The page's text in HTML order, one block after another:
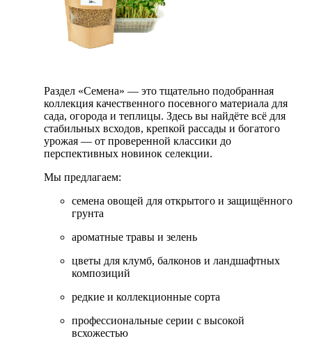
Раздел «Семена» — это тщательно подобранная
коллекция качественного посевного материала для
сада, огорода и теплицы. Здесь вы найдёте всё для
стабильных всходов, крепкой рассады и богатого
урожая — от проверенной классики до
перспективных новинок селекции.
Мы предлагаем:
семена овощей для открытого и защищённого
грунта
ароматные травы и зелень
цветы для клумб, балконов и ландшафтных
композиций
редкие и коллекционные сорта
профессиональные серии с высокой
всхожестью